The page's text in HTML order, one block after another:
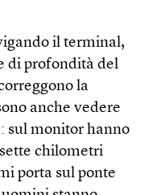
il terminal,
di profondità del
la
anche vedere
sul monitor hanno
chilometri
porta sul ponte